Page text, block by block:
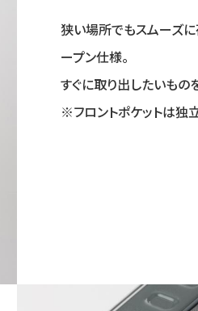
狭い場所でもスムーズ
ープン仕様。
すぐに取り出したいもの
※フロントポケットは独